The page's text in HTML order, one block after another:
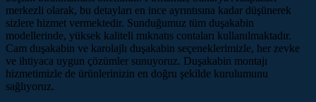
merkezli olarak, bu detayları en ince ayrıntısına kadar düşünerek
sizlere hizmet vermektedir. Sunduğumuz tüm duşakabin
modellerinde, yüksek kaliteli mıknatıs contaları kullanılmaktadır.
Cam duşakabin ve karolajlı duşakabin seçeneklerimizle, her zevke
ve ihtiyaca uygun çözümler sunuyoruz. Duşakabin montajı
hizmetimizle de ürünlerinizin en doğru şekilde kurulumunu
sağlıyoruz.